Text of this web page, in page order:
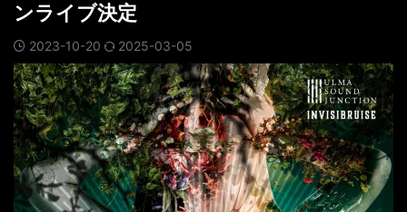
ンライブ決定
2023-10-20 2025-03-05